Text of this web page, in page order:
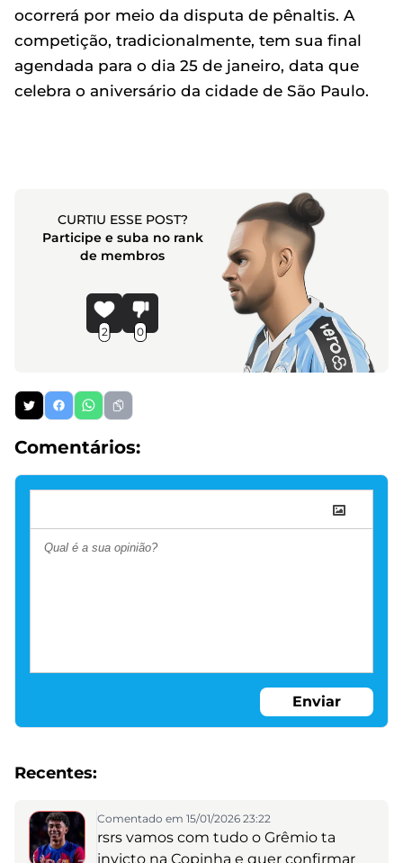
ocorrerá por meio da disputa de pênaltis. A
competição, tradicionalmente, tem sua final
agendada para o dia 25 de janeiro, data que
celebra o aniversário da cidade de São Paulo.
CURTIU ESSE POST?
Participe e suba no rank
de membros
2 0
Comentários:
Enviar
Recentes:
Comentado em 15/01/2026 23:22
rsrs vamos com tudo o Grêmio ta
invicto na Copinha e quer confirmar